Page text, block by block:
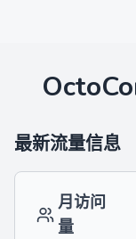
最新流量信息
月访问
量